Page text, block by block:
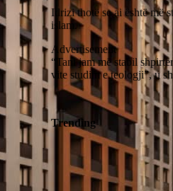
Idrizi thotë se ai është më
islam.
Advertisement
“Tani jam më stabil
vite studim e teologji”, u
Trending